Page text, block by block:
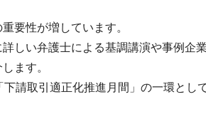
要性が増しています。
しい弁護士による基調講演や事例企
ます。
請取引適正化推進月間」の一環とし